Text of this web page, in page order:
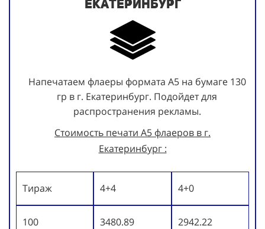
Екатеринбург
Напечатаем флаеры формата А5 на бумаге 130
гр в г. Екатеринбург. Подойдет для
распространения рекламы.
Стоимость печати А5 флаеров в г.
Екатеринбург :
Тираж 4+4 4+0
100 3480.89 2942.22